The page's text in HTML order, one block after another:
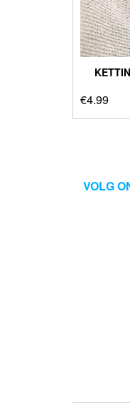
€4.99
VOLG